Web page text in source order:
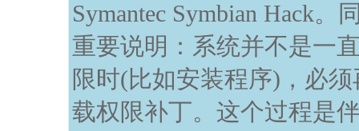
Symantec Symbian Hack
重要说明：系统并不是一
限时(比如安装程序)，必
载权限补丁。这个过程是